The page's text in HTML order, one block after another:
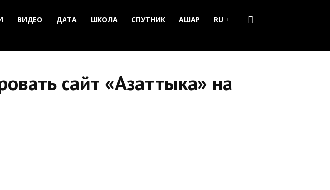
ВИДЕО ДАТА ШКОЛА СПУТНИК АШАР RU
сайт «Азаттыка» на